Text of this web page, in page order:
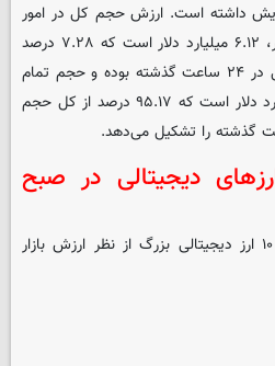
۳۷.۹۲ درصد افزایش داشته است. ارزش حجم کل در امور
مالی غیر متمرکز، در حال حاضر، ۶.۱۲ میلیارد دلار است که ۷.۲۸ درصد
از کل حجم بازار ارزهای دیجیتال در ۲۴ ساعت گذشته بوده و حجم تمام
سکه‌های پایدار، اکنون ۸۰ میلیارد دلار است که ۹۵.۱۷ درصد از کل حجم
دیجیتالی در صبح
این رده حاوی تغییرات قیمتی ۱۰ ارز دیجیتالی بزرگ از نظر ارزش بازار